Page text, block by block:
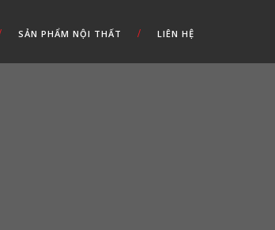
SẢN PHẨM NỘI THẤT LIÊN HỆ